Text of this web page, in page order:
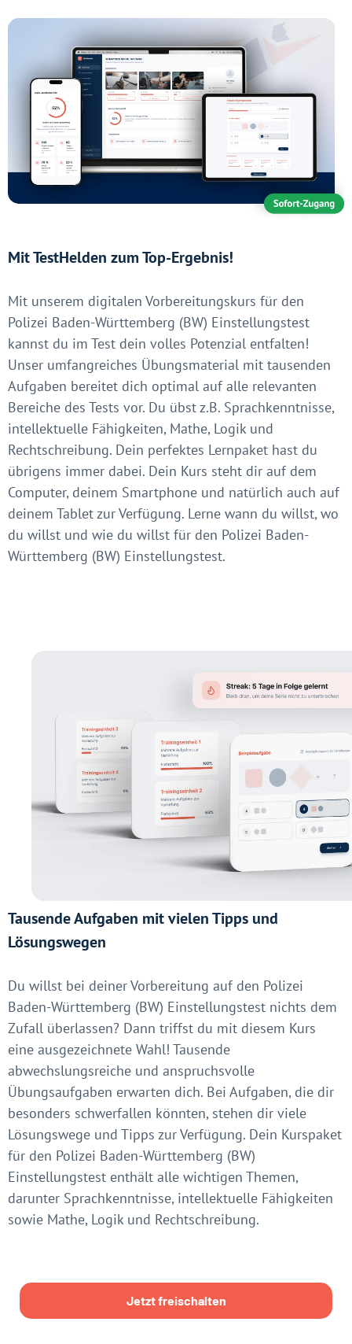
Mit TestHelden zum Top-Ergebnis!
Mit unserem digitalen Vorbereitungskurs für den
Polizei Baden-Württemberg (BW) Einstellungstest
kannst du im Test dein volles Potenzial entfalten!
Unser umfangreiches Übungsmaterial mit tausenden
Aufgaben bereitet dich optimal auf alle relevanten
Bereiche des Tests vor. Du übst z.B. Sprachkenntnisse,
intellektuelle Fähigkeiten, Mathe, Logik und
Rechtschreibung. Dein perfektes Lernpaket hast du
übrigens immer dabei. Dein Kurs steht dir auf dem
Computer, deinem Smartphone und natürlich auch auf
deinem Tablet zur Verfügung. Lerne wann du willst, wo
du willst und wie du willst für den Polizei Baden-
Württemberg (BW) Einstellungstest.
Tausende Aufgaben mit vielen Tipps und
Lösungswegen
Du willst bei deiner Vorbereitung auf den Polizei
Baden-Württemberg (BW) Einstellungstest nichts dem
Zufall überlassen? Dann triffst du mit diesem Kurs
eine ausgezeichnete Wahl! Tausende
abwechslungsreiche und anspruchsvolle
Übungsaufgaben erwarten dich. Bei Aufgaben, die dir
besonders schwerfallen könnten, stehen dir viele
Lösungswege und Tipps zur Verfügung. Dein Kurspaket
für den Polizei Baden-Württemberg (BW)
Einstellungstest enthält alle wichtigen Themen,
darunter Sprachkenntnisse, intellektuelle Fähigkeiten
sowie Mathe, Logik und Rechtschreibung.
Jetzt freischalten